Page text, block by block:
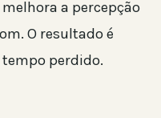
a percepção
O resultado é
perdido.